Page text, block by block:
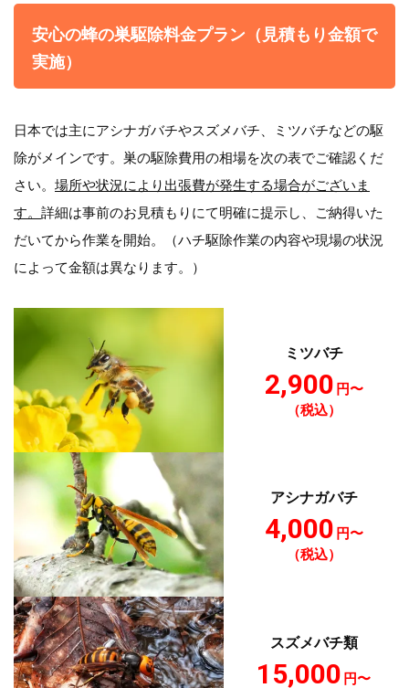
安心の蜂の巣駆除料金プラン（見積もり金額で
実施）
日本では主にアシナガバチやスズメバチ、ミツバチなどの駆
除がメインです。巣の駆除費用の相場を次の表でご確認くだ
さい。 場所や状況により出張費が発生する場合がございま
す。 詳細は事前のお見積もりにて明確に提示し、ご納得いた
だいてから作業を開始。（ハチ駆除作業の内容や現場の状況
によって金額は異なります。）
ミツバチ
2,900 円〜
（税込）
アシナガバチ
4,000 円〜
（税込）
スズメバチ類
15,000 円〜